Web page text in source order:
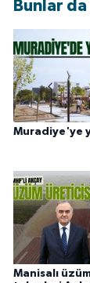
Bunlar
Muradiye'ye
Manisalı